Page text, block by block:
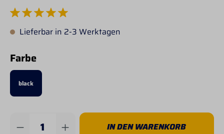
Durchschnittliche Bewertung von 5 von 5 Sternen
Lieferbar in 2-3 Werktagen
Farbeauswählen
black
Produkt Anzahl: Gib den gewünschten
IN DEN WARENKORB